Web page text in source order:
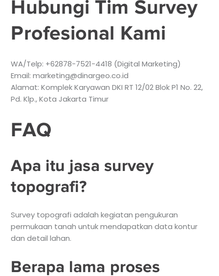
Hubungi Tim Survey
Profesional Kami
WA/Telp: +62878-7521-4418 (Digital Marketing)
Email: marketing@dinargeo.co.id
Alamat: Komplek Karyawan DKI RT 12/02 Blok P1 No. 22,
Pd. Klp., Kota Jakarta Timur
FAQ
Apa itu jasa survey
topografi?
Survey topografi adalah kegiatan pengukuran
permukaan tanah untuk mendapatkan data kontur
dan detail lahan.
Berapa lama proses